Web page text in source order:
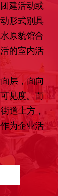
建活动或
形式别具
原貌馆合
的室内活
层，面向
见度。而
道上方，
为企业活